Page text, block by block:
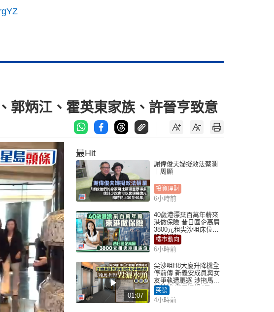
郭炳江、霍英東家族、許晉亨致意
最Hit
謝偉俊夫婦擬效法蔡瀾
｜周顯
投資理財
6小時前
40歲港漂棄百萬年薪來
港做保險 昔日國企高層
3800元租尖沙咀床位｜
租盤Million
樓市動向
6小時前
01:07
尖沙咀H8大廈升降機全
停前傳 新義安成員與女
友爭執遭驅逐 涉拖馬刑
毀被捕 警另通緝4男
突發
4小時前